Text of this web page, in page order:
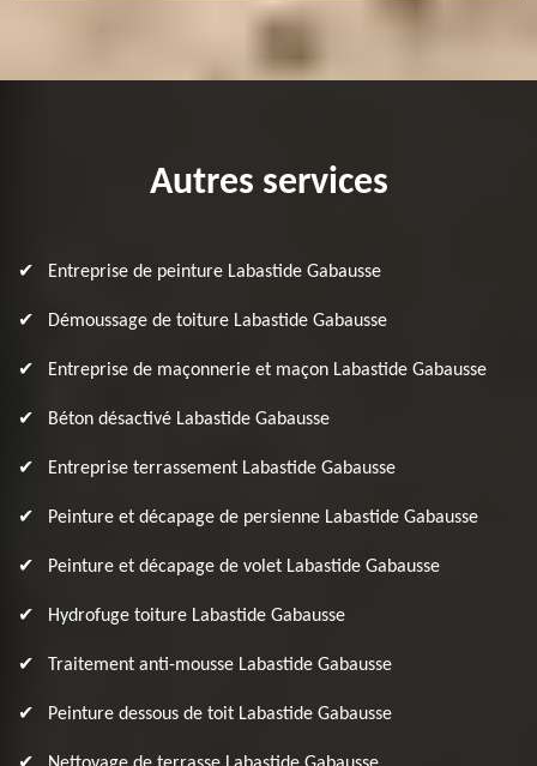
Autres services
Entreprise de peinture Labastide Gabausse
Démoussage de toiture Labastide Gabausse
Entreprise de maçonnerie et maçon Labastide Gabausse
Béton désactivé Labastide Gabausse
Entreprise terrassement Labastide Gabausse
Peinture et décapage de persienne Labastide Gabausse
Peinture et décapage de volet Labastide Gabausse
Hydrofuge toiture Labastide Gabausse
Traitement anti-mousse Labastide Gabausse
Peinture dessous de toit Labastide Gabausse